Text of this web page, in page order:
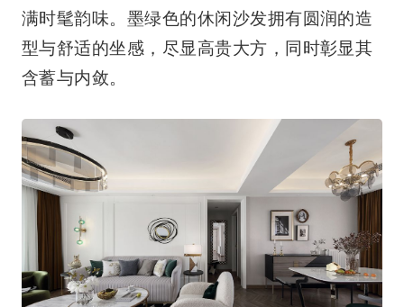
满时髦韵味。墨绿色的休闲沙发拥有圆润的造
型与舒适的坐感，尽显高贵大方，同时彰显其
含蓄与内敛。